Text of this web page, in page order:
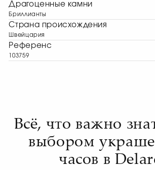
Драгоценные камни
Бриллианты
Страна происхождения
Швейцария
Референс
103759
Всё, что важно
выбором
часов в